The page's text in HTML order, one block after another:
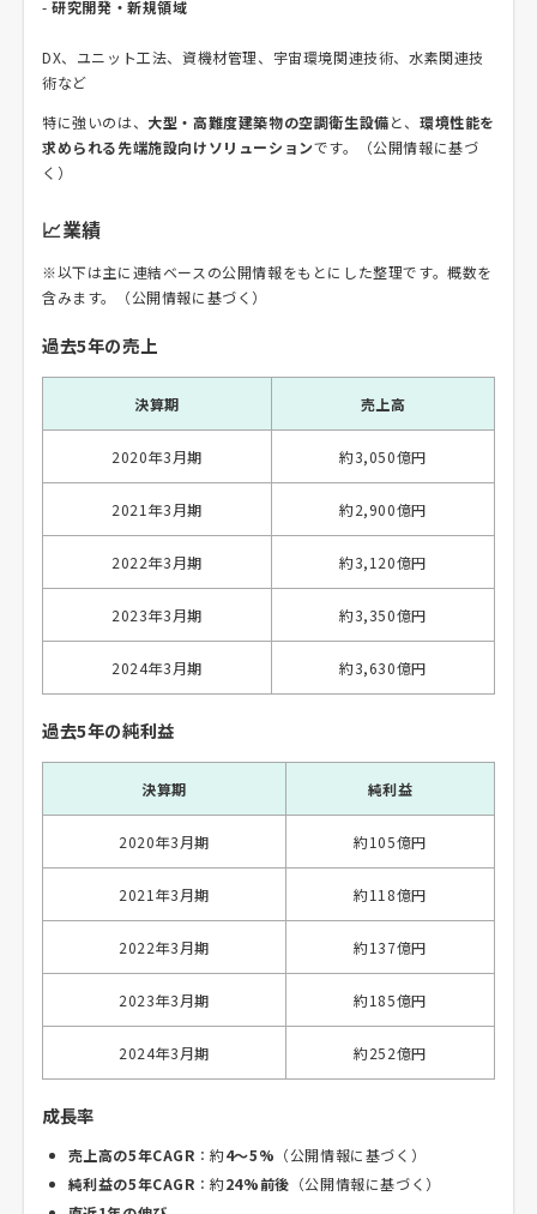
-研究開発・新規領域
DX、ユニット工法、資機材管理、宇宙環境関連技術、水素関連技
術など
特に強いのは、 大型・高難度建築物の空調衛生設備と、環境性能を
求められる先端施設向けソリューションです。（公開情報に基づ
く）
📈業績
※以下は主に連結ベースの公開情報をもとにした整理です。概数を
含みます。（公開情報に基づく）
過去5年の売上
決算期 売上高
2020年3月期 約3,050億円
2021年3月期 約2,900億円
2022年3月期 約3,120億円
2023年3月期 約3,350億円
2024年3月期 約3,630億円
過去5年の純利益
決算期 純利益
2020年3月期 約105億円
2021年3月期 約118億円
2022年3月期 約137億円
2023年3月期 約185億円
2024年3月期 約252億円
成長率
売上高の5年CAGR ：約4〜5% （公開情報に基づく）
純利益の5年CAGR ：約24%前後 （公開情報に基づく）